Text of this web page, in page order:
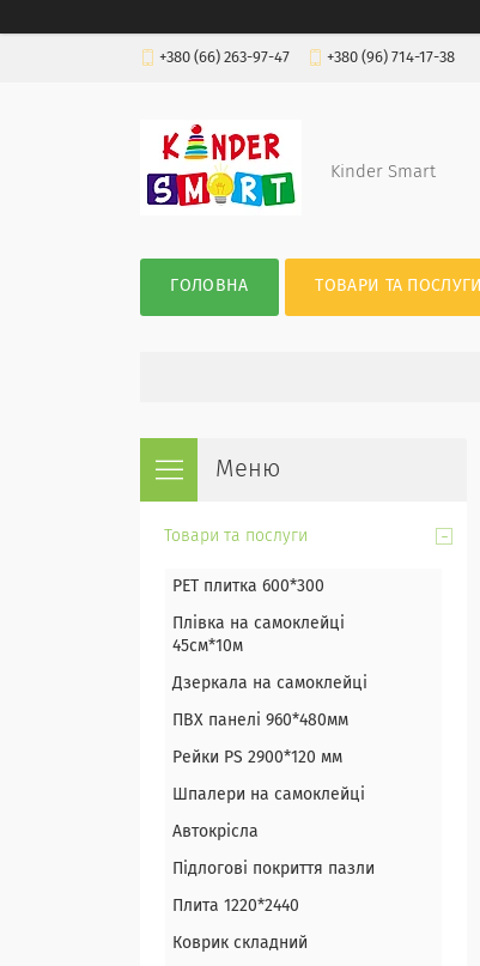
+380 (66) 263-97-47 +380 (96) 714-17-38
Kinder Smart
ГОЛОВНА ТОВАРИ ТА ПОСЛУГИ
Товари та послуги
PET плитка 600*300
Плівка на самоклейці
45см*10м
Дзеркала на самоклейці
ПВХ панелі 960*480мм
Рейки PS 2900*120 мм
Шпалери на самоклейці
Автокрісла
Підлогові покриття пазли
Плита 1220*2440
Коврик складний